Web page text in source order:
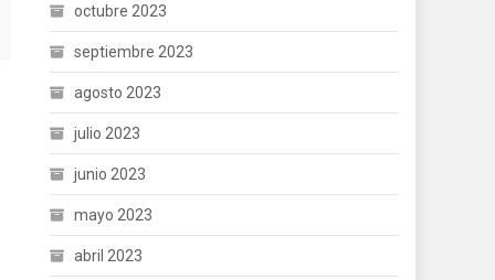
octubre 2023
septiembre 2023
agosto 2023
julio 2023
junio 2023
mayo 2023
abril 2023